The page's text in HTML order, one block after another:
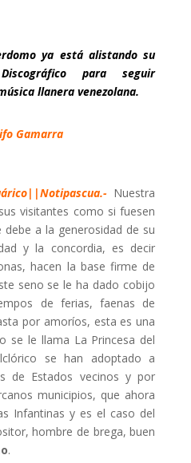
ya está alistando su
para seguir
llanera venezolana.
Gamarra
Nuestra
visitantes como si fuesen
a la generosidad de su
y la concordia, es decir
hacen la base firme de
seno se le ha dado cobijo
de ferias, faenas de
por amoríos, esta es una
se le llama La Princesa del
se han adoptado a
de Estados vecinos y por
municipios, que ahora
Infantinas y es el caso del
hombre de brega, buen
.